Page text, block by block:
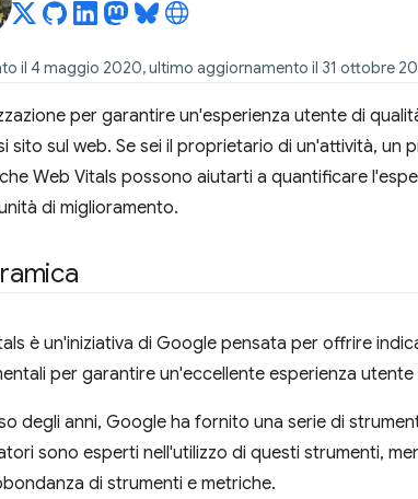
il 4 maggio 2020, ultimo aggiornamento il 31 ottobre
per garantire un'esperienza utente di
sito sul web. Se sei il proprietario di un'attività,
Web Vitals possono aiutarti a quantificare
di miglioramento.
è un'iniziativa di Google pensata per offrire
per garantire un'eccellente esperienza utente
degli anni, Google ha fornito una serie di
sono esperti nell'utilizzo di questi strumenti,
di strumenti e metriche.